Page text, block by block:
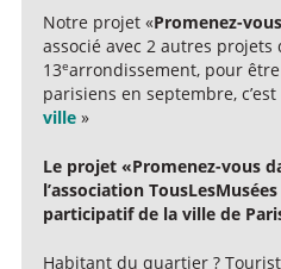
Notre projet «Promenez-
associé avec 2 autres
13earrondissement, pour
parisiens en septembre,
ville »
Le projet «Promenez-vous
l’association
participatif de la ville de
Habitant du quartier ?